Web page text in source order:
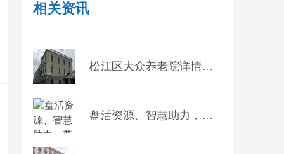
相关资讯
松江区大众养老院详情介绍，2024上海高端养老院价格查询
盘活资源、智慧助力，普陀这所“公建民营”养老院为老人打造温馨之家